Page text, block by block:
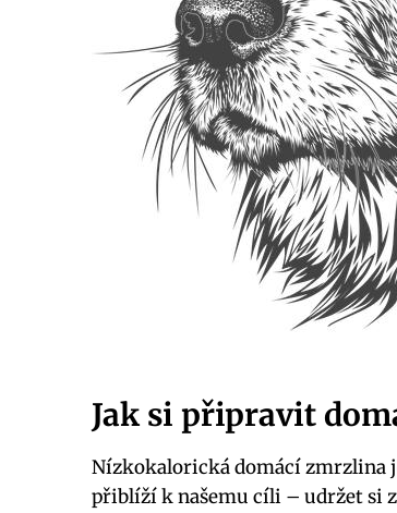
Jak si připravit
Nízkokalorická domácí zmrzlina
přiblíží k našemu cíli – udržet si